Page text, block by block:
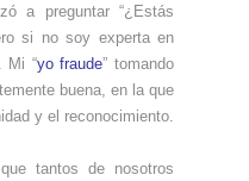
a preguntar “¿Estás
si no soy experta en
Mi “yo fraude” tomando
buena, en la que
y el reconocimiento.
tantos de nosotros